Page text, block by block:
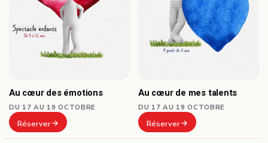
Au cœur des émotions
DU 17 AU 19 OCTOBRE
Réserver
Au cœur de mes talents
DU 17 AU 19 OCTOBRE
Réserver